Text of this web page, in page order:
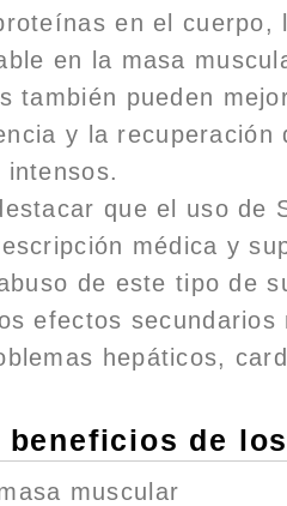
en el cuerpo,
en la masa
también pueden
y la recuperación
intensos.
que el uso de
médica y
de este tipo de
efectos secundarios
hepáticos,
de
muscular